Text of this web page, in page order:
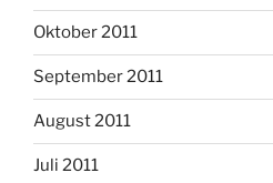
Oktober 2011
September 2011
August 2011
Juli 2011